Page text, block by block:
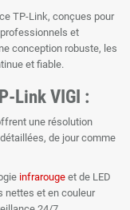
TP-Link, conçues pour
et
conception robuste, les
et fiable.
Link VIGI :
une résolution
de jour comme
infrarouge et de LED
nettes et en couleur